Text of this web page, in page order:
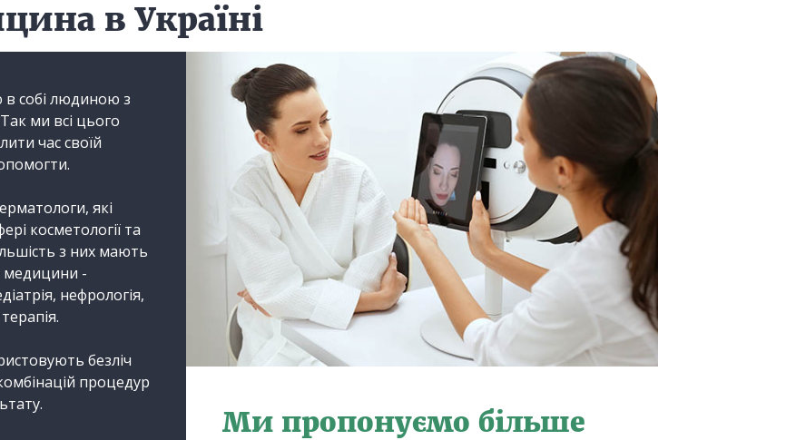
в Україні
собі людиною з
ми всі цього
час своїй
які
косметології та
з них мають
медицини -
нефрологія,
безліч
процедур
Ми пропонуємо більше